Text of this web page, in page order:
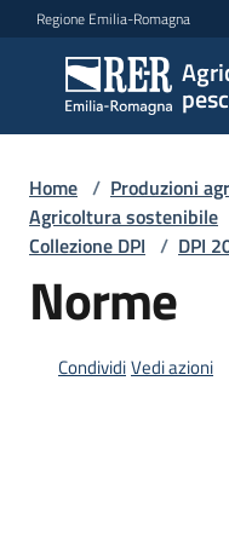
Vai al contenuto
Vai alla navigazione
Vai al footer
Regione Emilia-Romagna
caccia e
pesca
Argomenti
Home / Produzioni
Agricoltura sostenibile
Collezione DPI / DPI
Norme
CondividiVedi azioni